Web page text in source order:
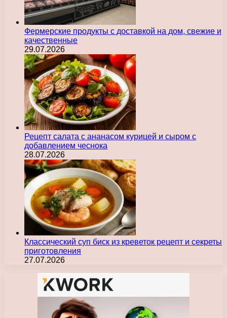
Фермерские продукты с доставкой на дом, свежие и
качественные
29.07.2026
Рецепт салата с ананасом курицей и сыром с
добавлением чеснока
28.07.2026
Классический суп биск из креветок рецепт и секреты
приготовления
27.07.2026